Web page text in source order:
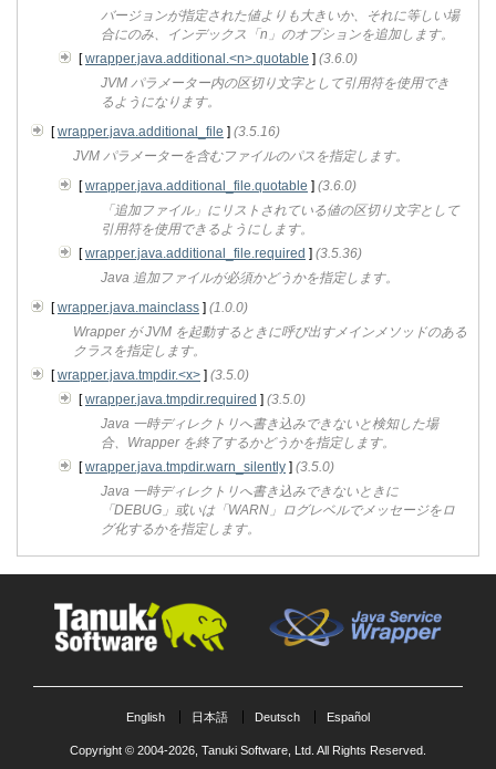
バージョンが指定された値よりも大きいか、それに等しい場
合にのみ、インデックス「n」のオプションを追加します。
[wrapper.java.additional.<n>.quotable ] (3.6.0)
JVM パラメーター内の区切り文字として引用符を使用でき
るようになります。
[wrapper.java.additional_file ] (3.5.16)
JVM パラメーターを含むファイルのパスを指定します。
[wrapper.java.additional_file.quotable ] (3.6.0)
「追加ファイル」にリストされている値の区切り文字として
引用符を使用できるようにします。
[wrapper.java.additional_file.required ] (3.5.36)
Java 追加ファイルが必須かどうかを指定します。
[wrapper.java.mainclass ] (1.0.0)
Wrapper が JVM を起動するときに呼び出すメインメソッドのある
クラスを指定します。
[wrapper.java.tmpdir.<x> ] (3.5.0)
[wrapper.java.tmpdir.required ] (3.5.0)
Java 一時ディレクトリへ書き込みできないと検知した場
合、Wrapper を終了するかどうかを指定します。
[wrapper.java.tmpdir.warn_silently ] (3.5.0)
Java 一時ディレクトリへ書き込みできないときに
「DEBUG」或いは「WARN」ログレベルでメッセージをロ
グ化するかを指定します。
English 日本語 Deutsch Español
Copyright © 2004-2026, Tanuki Software, Ltd. All Rights Reserved.